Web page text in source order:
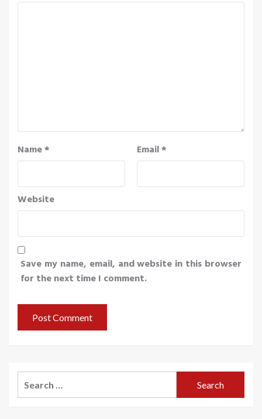
Name* Email*
Website
Save my name, email, and website in this browser
for the next time I comment.
for: